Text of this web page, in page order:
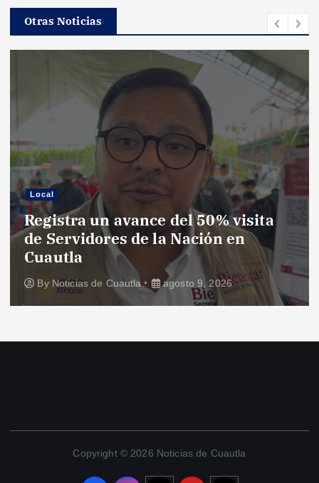
Otras Noticias
Local
Registra un avance del 50% visita
de Servidores de la Nación en
Cuautla
By Noticias de Cuautla agosto 9, 2026
Copyright © 2026 Noticias de Cuautla